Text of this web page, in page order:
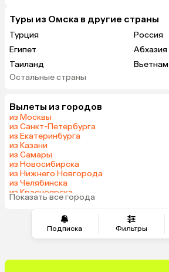
Подписка Фильтры
Туры из Омска в другие страны
Турция
Россия
Египет
Абхазия
Таиланд
Вьетнам
ОАЭ
Саудовская Аравия
Остальные страны
Вылеты из городов
из Москвы
из Санкт-Петербурга
из Екатеринбурга
из Казани
из Самары
из Новосибирска
из Нижнего Новгорода
из Челябинска
из Красноярска
из Волгограда
Показать все города